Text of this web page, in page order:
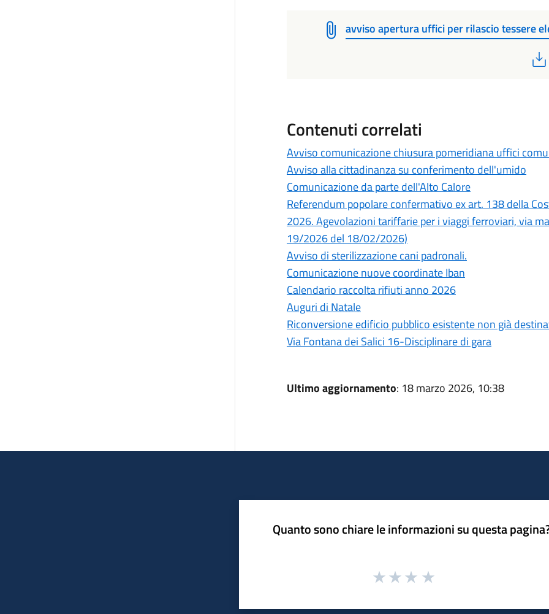
avviso apertura uffici per rilascio tessere
Contenuti correlati
Avviso comunicazione chiusura pomeridiana uffici
Avviso alla cittadinanza su conferimento dell'umido
Comunicazione da parte dell'Alto Calore
Referendum popolare confermativo ex art. 138 della
2026. Agevolazioni tariffarie per i viaggi ferroviari, via
19/2026 del 18/02/2026)
Avviso di sterilizzazione cani padronali.
Comunicazione nuove coordinate Iban
Calendario raccolta rifiuti anno 2026
Auguri di Natale
Riconversione edificio pubblico esistente non già
Via Fontana dei Salici 16-Disciplinare di gara
Ultimo aggiornamento: 18 marzo 2026, 10:38
Quanto sono chiare le informazioni su questa